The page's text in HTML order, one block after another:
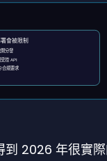
會被限制
開分發
受控 API
/合規要求
到 2026 年很實